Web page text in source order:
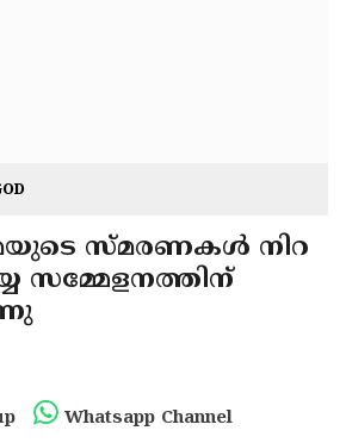
സ്മരണകള്‍ നിറ
സമ്മേളനത്തിന്
Whatsapp Channel